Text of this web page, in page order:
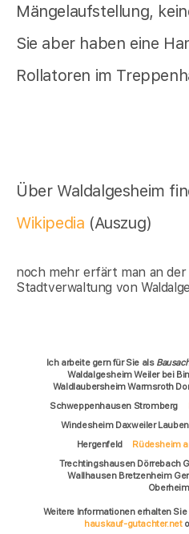
Mängelaufstellung,
Sie aber haben eine
Rollatoren im
Über Waldalgesheim
Wikipedia (Auszug)
noch mehr erfärt man an der
Stadtverwaltung von
Ich arbeite gern für Sie als
Waldalgesheim Weiler bei
Waldlaubersheim Warmsroth
Schweppenhausen Stromberg
Windesheim Daxweiler
Hergenfeld
Rüdesheim
Trechtingshausen Dörrebach
Wallhausen Bretzenheim
Weitere Informationen erhalten
hauskauf-gutachter.net